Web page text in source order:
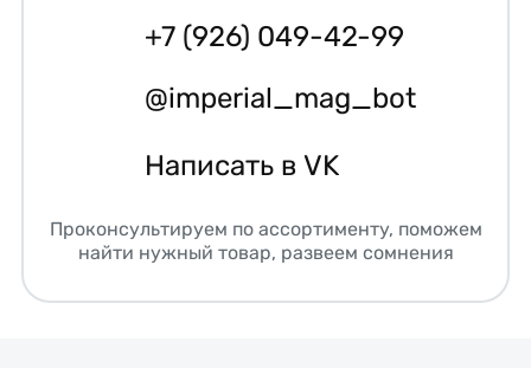
+7 (926) 049-42-99
@imperial_mag_bot
Написать в VK
Проконсультируем по ассортименту, поможем
найти нужный товар, развеем сомнения